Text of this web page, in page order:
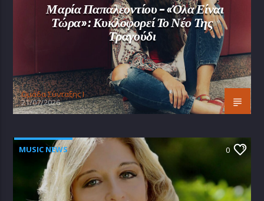
Μαρία Παπαλεοντίου – «Όλα Είναι
Τώρα»: Κυκλοφορεί Το Νέο Της
Τραγούδι
Oμάδα Σύνταξης Ι
21/07/2026
MUSIC NEWS 0